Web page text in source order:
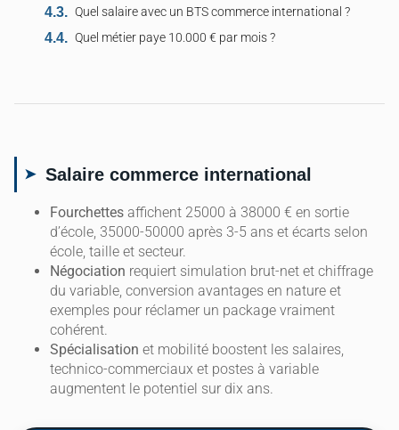
Quel salaire avec un BTS commerce international ?
Quel métier paye 10.000 € par mois ?
Salaire commerce international
Fourchettes affichent 25000 à 38000 € en sortie
d’école, 35000-50000 après 3-5 ans et écarts selon
école, taille et secteur.
Négociation requiert simulation brut-net et chiffrage
du variable, conversion avantages en nature et
exemples pour réclamer un package vraiment
cohérent.
Spécialisation et mobilité boostent les salaires,
technico-commerciaux et postes à variable
augmentent le potentiel sur dix ans.